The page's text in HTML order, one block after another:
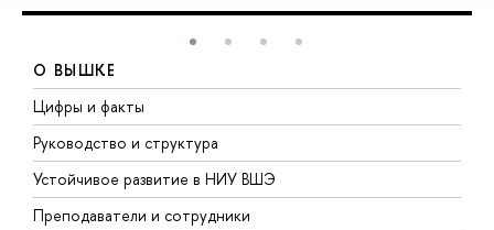
О ВЫШКЕ
Цифры и факты
Руководство и структура
Устойчивое развитие в НИУ ВШЭ
Преподаватели и сотрудники